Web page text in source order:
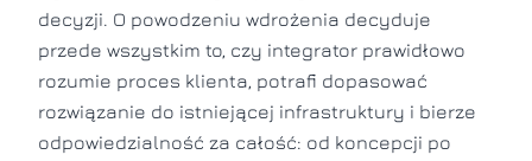
decyzji. O powodzeniu wdrożenia decyduje
przede wszystkim to, czy integrator prawidłowo
rozumie proces klienta, potrafi dopasować
rozwiązanie do istniejącej infrastruktury i bierze
odpowiedzialność za całość: od koncepcji po